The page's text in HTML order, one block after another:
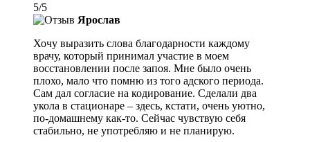
5/5
Ярослав
Хочу выразить слова благодарности каждому
врачу, который принимал участие в моем
восстановлении после запоя. Мне было очень
плохо, мало что помню из того адского периода.
Сам дал согласие на кодирование. Сделали два
укола в стационаре – здесь, кстати, очень уютно,
по-домашнему как-то. Сейчас чувствую себя
стабильно, не употребляю и не планирую.